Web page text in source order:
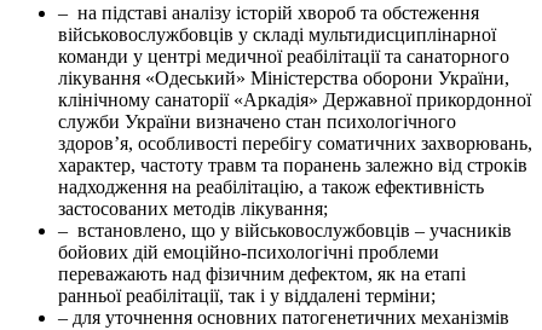
– на підставі аналізу історій хвороб та обстеження
військовослужбовців у складі мультидисциплінарної
команди у центрі медичної реабілітації та санаторного
лікування «Одеський» Міністерства оборони України,
клінічному санаторії «Аркадія» Державної прикордонної
служби України визначено стан психологічного
здоров’я, особливості перебігу соматичних захворювань,
характер, частоту травм та поранень залежно від строків
надходження на реабілітацію, а також ефективність
застосованих методів лікування;
– встановлено, що у військовослужбовців – учасників
бойових дій емоційно-психологічні проблеми
переважають над фізичним дефектом, як на етапі
ранньої реабілітації, так і у віддалені терміни;
– для уточнення основних патогенетичних механізмів